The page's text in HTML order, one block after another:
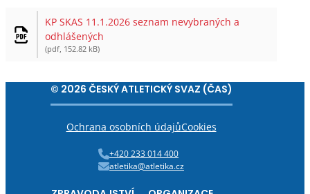
KP SKAS 11.1.2026 seznam nevybraných a
odhlášených
(pdf, 152.82 kB)
© 2026 ČESKÝ ATLETICKÝ SVAZ (ČAS)
Ochrana osobních údajůCookies
+420 233 014 400
atletika@atletika.cz